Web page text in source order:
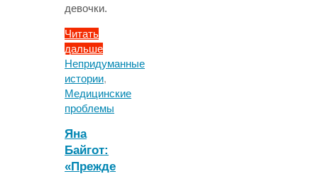
девочки.
Читать
дальше
"Лиля
Сюрина
–
маленький
или
история
о
Непридуманные
истории,
Медицинские
проблемы
Яна
Байгот:
«Прежде